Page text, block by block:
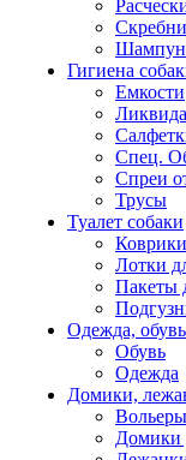
Гигиена
Емкости
Спец.
Спреи
Трусы
Туалет собаки
Коврики
Лотки
Пакеты
Одежда, обувь
Обувь
Одежда
Домики,
Домики